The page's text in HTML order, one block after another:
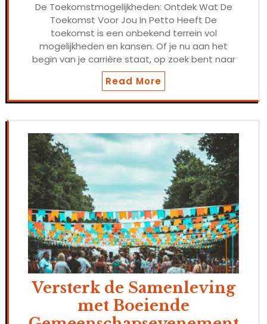
De Toekomstmogelijkheden: Ontdek Wat De
Toekomst Voor Jou In Petto Heeft De
toekomst is een onbekend terrein vol
mogelijkheden en kansen. Of je nu aan het
begin van je carrière staat, op zoek bent naar
Read More
Versterk de Samenleving
met Boeiende